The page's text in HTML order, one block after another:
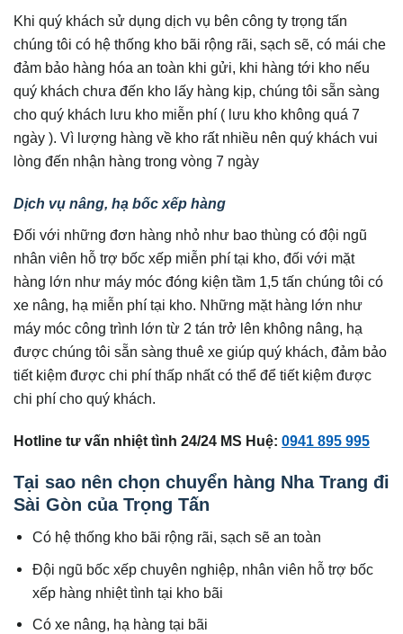
Khi quý khách sử dụng dịch vụ bên công ty trọng tấn
chúng tôi có hệ thống kho bãi rộng rãi, sạch sẽ, có mái che
đảm bảo hàng hóa an toàn khi gửi, khi hàng tới kho nếu
quý khách chưa đến kho lấy hàng kịp, chúng tôi sẵn sàng
cho quý khách lưu kho miễn phí ( lưu kho không quá 7
ngày ). Vì lượng hàng về kho rất nhiều nên quý khách vui
lòng đến nhận hàng trong vòng 7 ngày
Dịch vụ nâng, hạ bốc xếp hàng
Đối với những đơn hàng nhỏ như bao thùng có đội ngũ
nhân viên hỗ trợ bốc xếp miễn phí tại kho, đối với mặt
hàng lớn như máy móc đóng kiện tầm 1,5 tấn chúng tôi có
xe nâng, hạ miễn phí tại kho. Những mặt hàng lớn như
máy móc công trình lớn từ 2 tán trở lên không nâng, hạ
được chúng tôi sẵn sàng thuê xe giúp quý khách, đảm bảo
tiết kiệm được chi phí thấp nhất có thể để tiết kiệm được
chi phí cho quý khách.
Hotline tư vấn nhiệt tình 24/24 MS Huệ: 0941 895 995
Tại sao nên chọn chuyển hàng Nha Trang đi
Sài Gòn của Trọng Tấn
Có hệ thống kho bãi rộng rãi, sạch sẽ an toàn
Đội ngũ bốc xếp chuyên nghiệp, nhân viên hỗ trợ bốc
xếp hàng nhiệt tình tại kho bãi
Có xe nâng, hạ hàng tại bãi